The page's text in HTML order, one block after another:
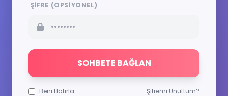
ŞIFRE (OPSIYONEL)
SOHBETE BAĞLAN
Beni Hatırla Şifremi Unuttum?